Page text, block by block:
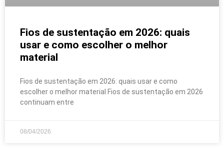
Fios de sustentação em 2026: quais
usar e como escolher o melhor
material
Fios de sustentação em 2026: quais usar e como
escolher o melhor material Fios de sustentação em 2026
continuam entre
08/04/2026